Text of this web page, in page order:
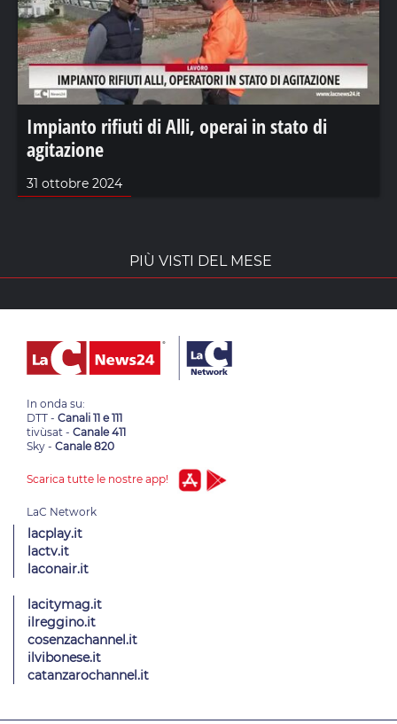
Impianto rifiuti di Alli, operai in stato di
agitazione
31 ottobre 2024
PIÙ VISTI DEL MESE
In onda su:
DTT - Canali 11 e 111
tivùsat - Canale 411
Sky - Canale 820
Scarica tutte le nostre app!
lacplay.it
lactv.it
laconair.it
lacitymag.it
ilreggino.it
cosenzachannel.it
ilvibonese.it
catanzarochannel.it